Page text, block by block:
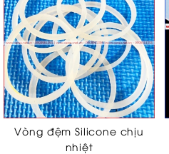
Vòng đệm Silicone chịu
nhiệt